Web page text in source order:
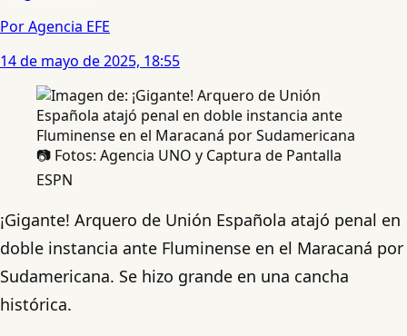
Por Agencia EFE
14 de mayo de 2025, 18:55
📷 Fotos: Agencia UNO y Captura de Pantalla
ESPN
¡Gigante! Arquero de Unión Española atajó penal en
doble instancia ante Fluminense en el Maracaná por
Sudamericana. Se hizo grande en una cancha
histórica.